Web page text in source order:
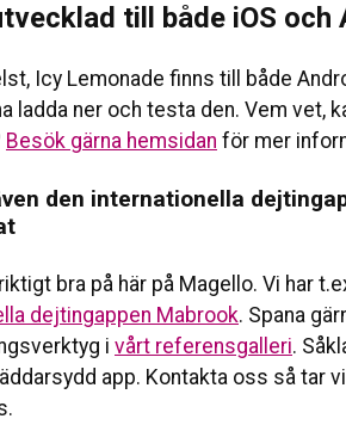
till både iOS och
Icy Lemonade finns till både
ladda ner och testa den. Vem vet,
Besök gärna hemsidan för mer
den internationella
bra på här på Magello. Vi har
dejtingappen Mabrook. Spana
i vårt referensgalleri.
app. Kontakta oss så tar